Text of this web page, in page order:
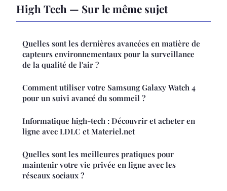
High Tech — Sur le même sujet
Quelles sont les dernières avancées en matière de
capteurs environnementaux pour la surveillance
de la qualité de l'air ?
Comment utiliser votre Samsung Galaxy Watch 4
pour un suivi avancé du sommeil ?
Informatique high-tech : Découvrir et acheter en
ligne avec LDLC et Materiel.net
Quelles sont les meilleures pratiques pour
maintenir votre vie privée en ligne avec les
réseaux sociaux ?